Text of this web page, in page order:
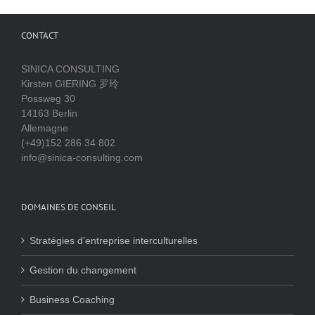
CONTACT
SINICA CONSULTING
Kirsten GIERING 罗玲
Possweg 30
14163 Berlin
Allemagne
(+49)152 286 34 802
info@sinica-consulting.com
DOMAINES DE CONSEIL
Stratégies d’entreprise interculturelles
Gestion du changement
Business Coaching